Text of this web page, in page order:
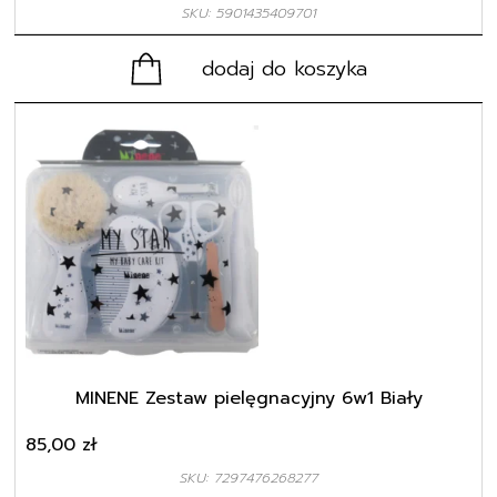
SKU: 5901435409701
dodaj do koszyka
MINENE Zestaw pielęgnacyjny 6w1 Biały
SKU: 7297476268277
85,00 zł